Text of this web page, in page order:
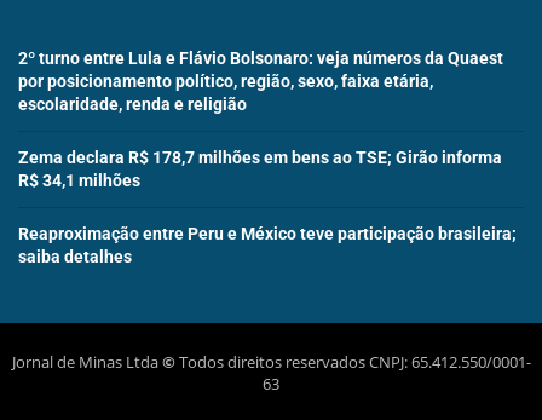
2º turno entre Lula e Flávio Bolsonaro: veja números da Quaest
por posicionamento político, região, sexo, faixa etária,
escolaridade, renda e religião
Zema declara R$ 178,7 milhões em bens ao TSE; Girão informa
R$ 34,1 milhões
Reaproximação entre Peru e México teve participação brasileira;
saiba detalhes
Jornal de Minas Ltda©Todos direitos reservados CNPJ: 65.412.550/0001-
63